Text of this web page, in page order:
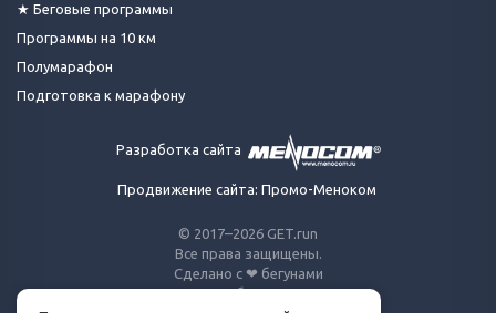
© 2017–2026 GET.run
Все права защищены.
Сделано с ❤ бегунами
для бегунов
★ Беговые программы
Программы на 10 км
Полумарафон
Подготовка к марафону
Разработка сайта
Продвижение сайта: Промо-Меноком